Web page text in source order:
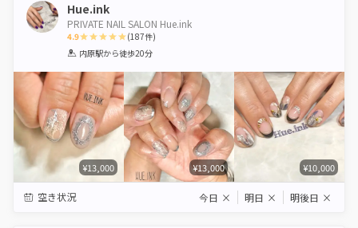
Hue.ink
PRIVATE NAIL SALON Hue.ink
4.9
1 2 3 4 5
(187件)
内原駅から徒歩20分
¥13,000 ¥13,000 ¥10,000
空き状況 今日 × 明日 × 明後日 ×